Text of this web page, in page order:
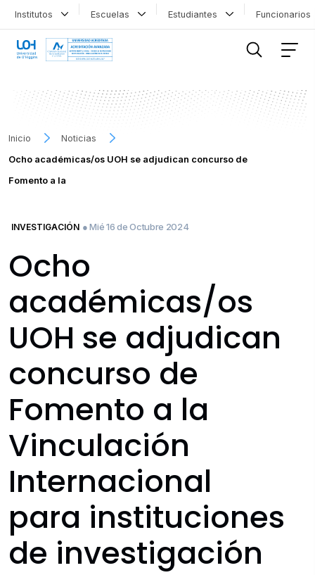
Institutos Escuelas Estudiantes
Inicio
Noticias
Ocho académicas/os UOH se adjudican concurso de
Fomento a la
INVESTIGACIÓN ● Mié 16 de Octubre 2024
Ocho
académicas/os
UOH se adjudican
concurso de
Fomento a la
Vinculación
Internacional
para instituciones
de investigación